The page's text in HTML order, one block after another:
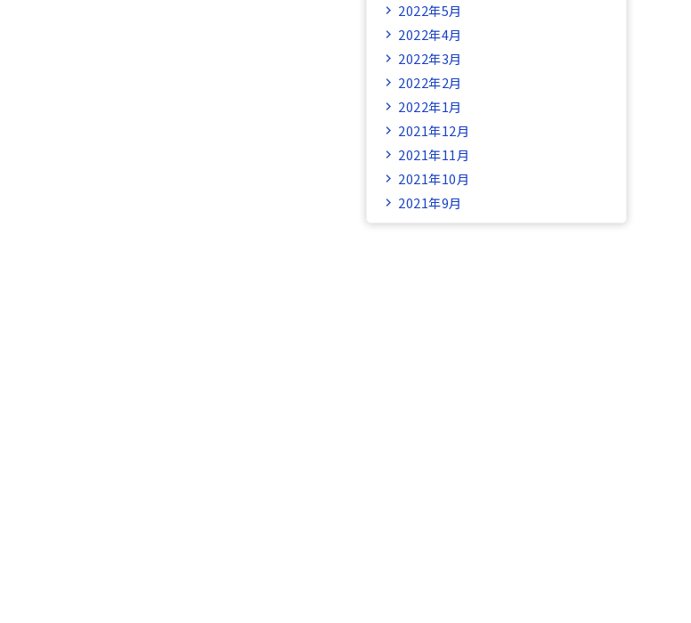
2022年5月
2022年4月
2022年3月
2022年2月
2022年1月
2021年12月
2021年11月
2021年10月
2021年9月